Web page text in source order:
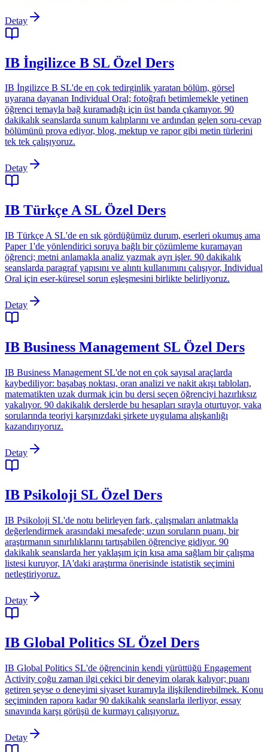
Detay
IB İngilizce B SL Özel Ders
IB İngilizce B SL'de en çok tedirginlik yaratan bölüm, görsel
uyarana dayanan Individual Oral; fotoğrafı betimlemekle yetinen
öğrenci temayla bağ kuramadığı için üst banda çıkamıyor. 90
dakikalık seanslarda sunum kalıplarını ve ardından gelen soru-cevap
bölümünü prova ediyor, blog, mektup ve rapor gibi metin türlerini
tek tek çalışıyoruz.
Detay
IB Türkçe A SL Özel Ders
IB Türkçe A SL'de en sık gördüğümüz durum, eserleri okumuş ama
Paper 1'de yönlendirici soruya bağlı bir çözümleme kuramayan
öğrenci; metni anlamakla analiz yazmak ayrı işler. 90 dakikalık
seanslarda paragraf yapısını ve alıntı kullanımını çalışıyor, Individual
Oral için eser-küresel sorun eşleşmesini birlikte belirliyoruz.
Detay
IB Business Management SL Özel Ders
IB Business Management SL'de not en çok sayısal araçlarda
kaybediliyor: başabaş noktası, oran analizi ve nakit akışı tabloları,
matematikten uzak durmak için bu dersi seçen öğrenciyi hazırlıksız
yakalıyor. 90 dakikalık derslerde bu hesapları sırayla oturtuyor, vaka
sorularında teoriyi karşınızdaki şirkete uygulama alışkanlığı
kazandırıyoruz.
Detay
IB Psikoloji SL Özel Ders
IB Psikoloji SL'de notu belirleyen fark, çalışmaları anlatmakla
değerlendirmek arasındaki mesafede; uzun soruların puanı, bir
araştırmanın sınırlılıklarını tartışabilen öğrenciye gidiyor. 90
dakikalık seanslarda her yaklaşım için kısa ama sağlam bir çalışma
listesi kuruyor, IA'daki araştırma önerisinde istatistik seçimini
netleştiriyoruz.
Detay
IB Global Politics SL Özel Ders
IB Global Politics SL'de öğrencinin kendi yürüttüğü Engagement
Activity çoğu zaman ilgi çekici bir deneyim olarak kalıyor; puanı
getiren şeyse o deneyimi siyaset kuramıyla ilişkilendirebilmek. Konu
seçiminden rapora kadar 90 dakikalık seanslarla ilerliyor, essay
sınavında karşı görüşü de kurmayı çalışıyoruz.
Detay